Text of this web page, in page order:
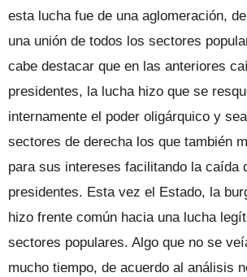
esta lucha fue de una aglomeración,
una unión de todos los sectores
cabe destacar que en las anteriores
presidentes, la lucha hizo que se
internamente el poder oligárquico y
sectores de derecha los que también
para sus intereses facilitando la caída
presidentes. Esta vez el Estado, la
hizo frente común hacia una lucha
sectores populares. Algo que no se
mucho tiempo, de acuerdo al análisis